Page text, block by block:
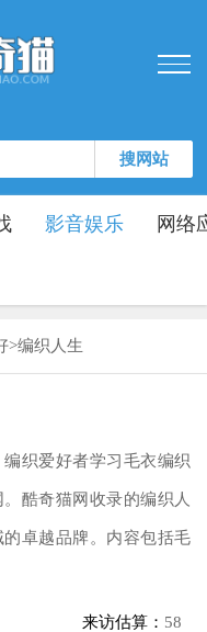
搜网站
影音娱乐 网络
>编织人生
织爱好者学习毛衣编织
酷奇猫网收录的编织人
卓越品牌。内容包括毛
来访估算： 58